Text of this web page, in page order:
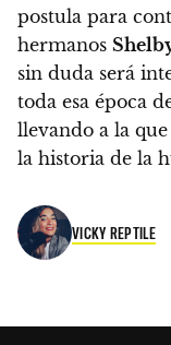
postula para
hermanos
sin duda será
toda esa época
llevando a la
la historia de la
VICKY REPTILE